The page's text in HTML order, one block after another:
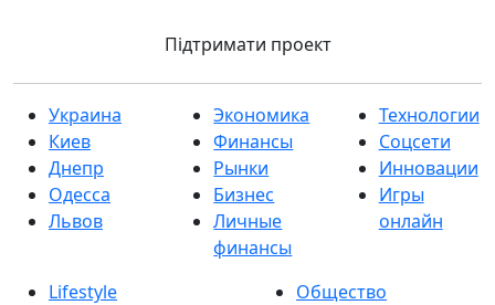
Підтримати проект
Украина
Киев
Днепр
Одесса
Львов
Экономика
Финансы
Рынки
Бизнес
Личные
финансы
Технологии
Соцсети
Инновации
Игры
онлайн
Lifestyle
Общество